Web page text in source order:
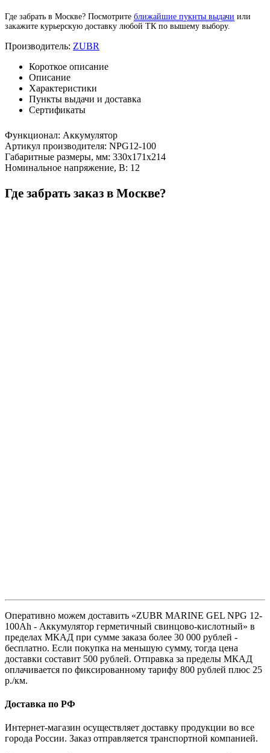
Где забрать в Москве? Посмотрите ближайшие пукнты выдачи или
закажите курьерскую доставку любой ТК по вышему выбору.
Производитель: ZUBR
Короткое описание
Описание
Характеристики
Пункты выдачи и доставка
Сертификаты
Функционал: Аккумулятор
Артикул производителя: NPG12-100
Габаритные размеры, мм: 330х171х214
Номинальное напряжение, В: 12
Где забрать заказ в Москве?
Оперативно можем доставить «ZUBR MARINE GEL NPG 12-
100Ah - Аккумулятор герметичный свинцово-кислотный» в
пределах МКАД при сумме заказа более 30 000 рублей -
бесплатно. Если покупка на меньшую сумму, тогда цена
доставки составит 500 рублей. Отправка за пределы МКАД
оплачивается по фиксированному тарифу 800 рублей плюс 25
р./км.
Доставка по РФ
Интернет-магазин осуществляет доставку продукции во все
города России. Заказ отправляется транспортной компанией.